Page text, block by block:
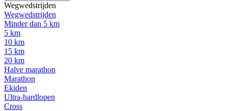
Wegwedstrijden
Wegwedstrijden
Minder dan 5 km
5 km
10 km
15 km
20 km
Halve marathon
Marathon
Ekiden
Ultra-hardlopen
Cross